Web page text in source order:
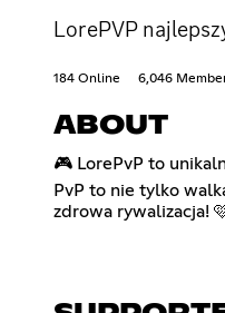
LorePVP
184 Online 6,046
ABOUT
🎮 LorePvP to
PvP to nie tylko
zdrowa rywalizacja!